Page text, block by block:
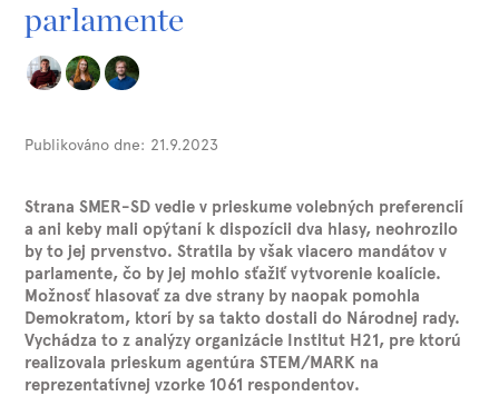
parlamente
Publikováno dne: 21.9.2023
Strana SMER-SD vedie v prieskume volebných preferencií
a ani keby mali opýtaní k dispozícii dva hlasy, neohrozilo
by to jej prvenstvo. Stratila by však viacero mandátov v
parlamente, čo by jej mohlo sťažiť vytvorenie koalície.
Možnosť hlasovať za dve strany by naopak pomohla
Demokratom, ktorí by sa takto dostali do Národnej rady.
Vychádza to z analýzy organizácie Institut H21, pre ktorú
realizovala prieskum agentúra STEM/MARK na
reprezentatívnej vzorke 1061 respondentov.